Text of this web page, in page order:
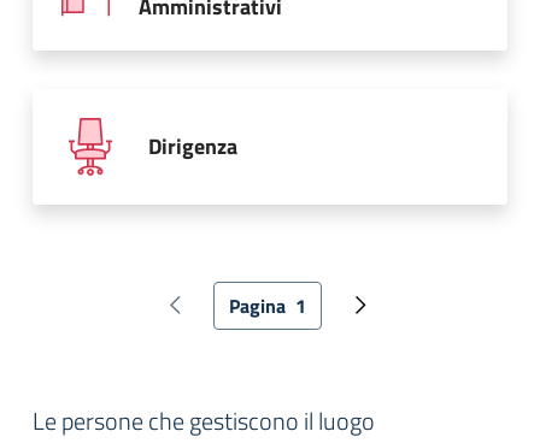
Dirigenza
Paginazione
Pagina precedente
Pagina attuale
Pagina 1 Pagina successiva
Le persone che gestiscono il luogo